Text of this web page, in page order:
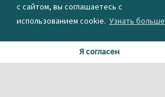
с сайтом, вы соглашаетесь с
использованием cookie. Узнать больше
Я согласен